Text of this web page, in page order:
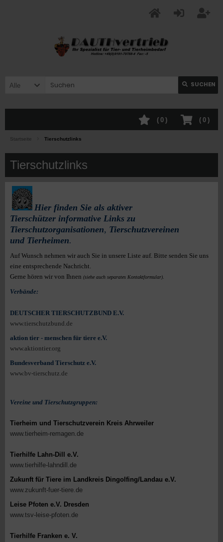
Alle SUCHEN
( 0 )
( 0 )
Startseite Tierschutzlinks
Tierschutzlinks
Hier finden Sie als aktiver
Tierschützer informative Links zu
Tierschutzorganisationen, Tierschutzvereinen
und Tierheimen.
Auf Wunsch nehmen wir auch Sie in unsere Liste auf. Bitte senden Sie uns
eine entsprechende Nachricht.
Gerne hören wir von Ihnen (siehe auch separates Kontaktformular)
Verbände:
DEUTSCHER TIERSCHUTZBUND E.V.
www.tierschutzbund.de
aktion tier - menschen für tiere e.V.
www.aktiontier.org
Bundesverband Tierschutz e.V.
www.bv-tierschutz.de
Vereine und Tierschutzgruppen:
Tierheim und Tierschutzverein Kreis Ahrweiler
www.tierheim-remagen.de
Tierhilfe Lahn-Dill e.V.
www.tierhilfe-lahndill.de
Zukunft für Tiere im Landkreis Dingolfing/Landau e.V.
www.zukunft-fuer-tiere.de
Leise Pfoten e.V. Dresden
www.tsv-leise-pfoten.de
Tierhilfe Franken e. V.